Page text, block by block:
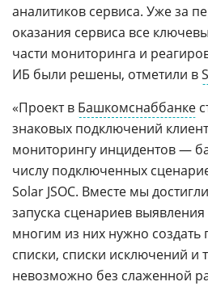
аналитиков сервиса. Уже за
оказания сервиса все
части мониторинга и
ИБ были решены, отметили в
«Проект в Башкомснаббанке
знаковых подключений
мониторингу инцидентов —
числу подключенных
Solar JSOC. Вместе мы
запуска сценариев
многим из них нужно
списки, списки исключений и
невозможно без слаженной